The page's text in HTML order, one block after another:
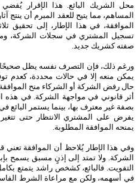
محل الشريك البائع. هذا الإقرار
المساهم، مما يتيح للعقد المبرم أن ينتج
الموافقة، في هذا الإطار، إلى تحقيق
تسجيل المشتري في سجلات الشركة،
صفته كشريك جديد.
ورغم ذلك، فإن التصرف نفسه يظل صحيحًا
يمكن منعه إلا في حالات محددة، كعدم
حال رفض الشركة أو الشركاء منح
أثر قانوني في مواجهة الشركة. في هذه
بصفة غير معترف بها، بينما يستمر البائع
يفرض على المشتري الانتظار حتى تتغير
يمنحه الموافقة المطلوبة.
وفي هذا الإطار يُلاحظ أن الموافقة
الشركة. ولا تمتد إلى إذنٍ مسبق يسمح
التفويت. فالبائع، كشخص راشد يتمتع
في أسهمه، ولكن مع مراعاة الشرط